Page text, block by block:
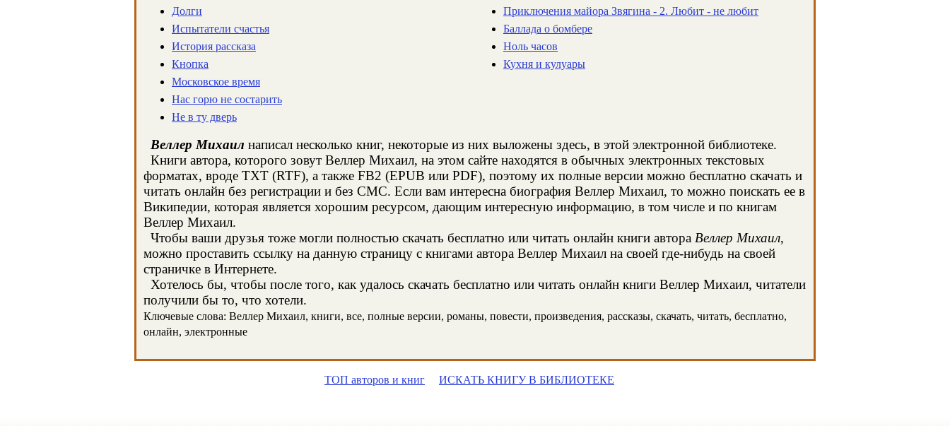
Долги
Испытатели счастья
История рассказа
Кнопка
Московское время
Нас горю не состарить
Не в ту дверь
Приключения майора Звягина - 2. Любит - не любит
Баллада о бомбере
Ноль часов
Кухня и кулуары
Веллер Михаил написал несколько книг, некоторые из них выложены здесь, в этой электронной библиотеке.
Книги автора, которого зовут Веллер Михаил, на этом сайте находятся в обычных электронных текстовых
форматах, вроде TXT (RTF), а также FB2 (EPUB или PDF), поэтому их полные версии можно бесплатно скачать и
читать онлайн без регистрации и без СМС. Если вам интересна биография Веллер Михаил, то можно поискать ее в
Википедии, которая является хорошим ресурсом, дающим интересную информацию, в том числе и по книгам
Веллер Михаил.
Чтобы ваши друзья тоже могли полностью скачать бесплатно или читать онлайн книги автора Веллер Михаил,
можно проставить ссылку на данную страницу с книгами автора Веллер Михаил на своей где-нибудь на своей
страничке в Интернете.
Хотелось бы, чтобы после того, как удалось скачать бесплатно или читать онлайн книги Веллер Михаил, читатели
получили бы то, что хотели.
Ключевые слова: Веллер Михаил, книги, все, полные версии, романы, повести, произведения, рассказы, скачать, читать, бесплатно,
онлайн, электронные
ТОП авторов и книг ИСКАТЬ КНИГУ В БИБЛИОТЕКЕ